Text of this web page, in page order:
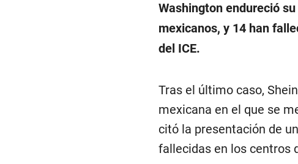
Washington endureció
mexicanos, y 14 han
del ICE.
Tras el último caso,
mexicana en el que se
citó la presentación de
fallecidas en los centros